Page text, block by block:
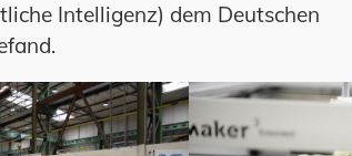
Intelligenz) dem Deutschen